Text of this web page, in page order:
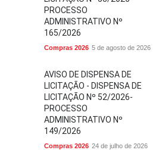
PROCESSO
ADMINISTRATIVO Nº
165/2026
Compras 2026 5 de agosto de 2026
AVISO DE DISPENSA DE
LICITAÇÃO - DISPENSA DE
LICITAÇÃO Nº 52/2026-
PROCESSO
ADMINISTRATIVO Nº
149/2026
Compras 2026 24 de julho de 2026